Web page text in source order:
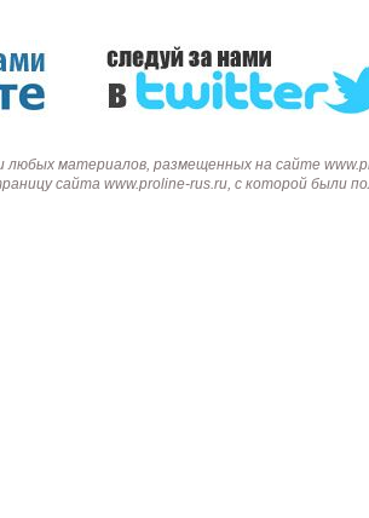
любых материалов, размещенных на сайте
сайта www.proline-rus.ru, с которой были